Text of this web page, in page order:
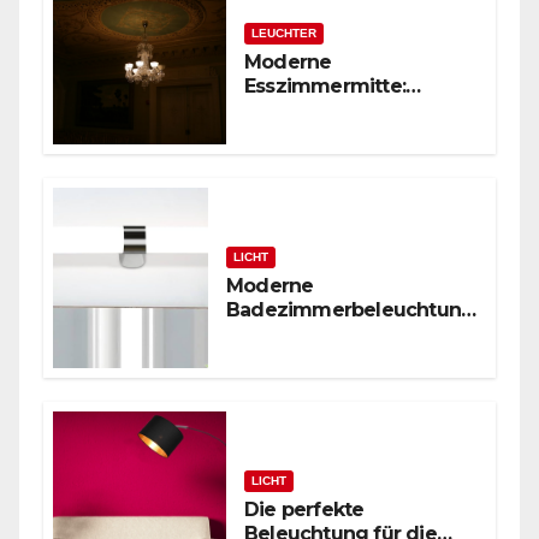
LEUCHTER
Moderne
Esszimmermitte:
LICHT
Moderne
Badezimmerbeleuchtung
LICHT
Die perfekte
Beleuchtung für die